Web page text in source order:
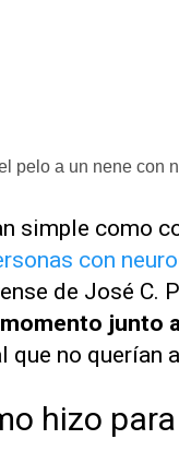
pelo a un nene con
simple como
con
de José C.
junto
que no querían
hizo